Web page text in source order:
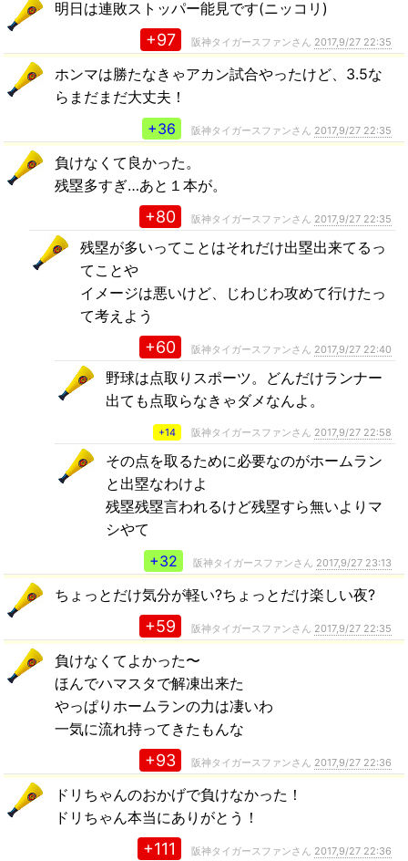
明日は連敗ストッパー能見です(ニッコリ)
+97 阪神タイガースファンさん 2017,9/27 22:35
ホンマは勝たなきゃアカン試合やったけど、3.5な
らまだまだ大丈夫！
+36
阪神タイガースファンさん 2017,9/27 22:35
負けなくて良かった。
残塁多すぎ…あと１本が。
+80 阪神タイガースファンさん 2017,9/27 22:35
残塁が多いってことはそれだけ出塁出来てるっ
てことや
イメージは悪いけど、じわじわ攻めて行けたっ
て考えよう
+60 阪神タイガースファンさん 2017,9/27 22:40
野球は点取りスポーツ。どんだけランナー
出ても点取らなきゃダメなんよ。
+14 阪神タイガースファンさん 2017,9/27 22:58
その点を取るために必要なのがホームラン
と出塁なわけよ
残塁残塁言われるけど残塁すら無いよりマ
シやて
+32
阪神タイガースファンさん 2017,9/27 23:13
ちょっとだけ気分が軽い?ちょっとだけ楽しい夜?
+59 阪神タイガースファンさん 2017,9/27 22:35
負けなくてよかった〜
ほんでハマスタで解凍出来た
やっぱりホームランの力は凄いわ
一気に流れ持ってきたもんな
+93 阪神タイガースファンさん 2017,9/27 22:36
ドリちゃんのおかげで負けなかった！
ドリちゃん本当にありがとう！
+111 阪神タイガースファンさん 2017,9/27 22:36